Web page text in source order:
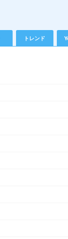
トレンド